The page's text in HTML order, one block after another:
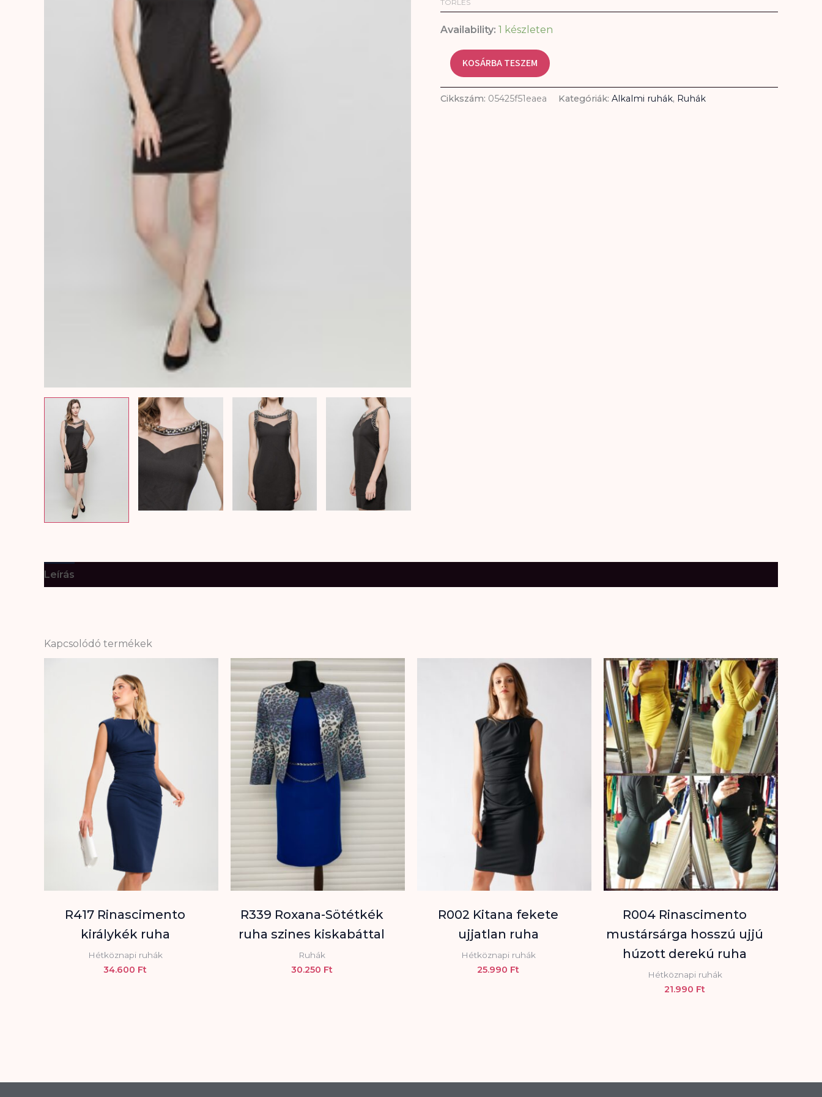
TÖRLÉS
Availability: 1 készleten
KOSÁRBA TESZEM
Cikkszám: 05425f51eaea Kategóriák: Alkalmi ruhák, Ruhák
Leírás
Kapcsolódó termékek
R417 Rinascimento
királykék ruha
Hétköznapi ruhák
34.600 Ft
R339 Roxana-Sötétkék
ruha szines kiskabáttal
Ruhák
30.250 Ft
R002 Kitana fekete
ujjatlan ruha
Hétköznapi ruhák
25.990 Ft
R004 Rinascimento
mustársárga hosszú ujjú
húzott derekú ruha
Hétköznapi ruhák
21.990 Ft